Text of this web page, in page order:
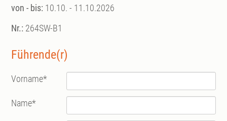
von - bis: 10.10. - 11.10.2026
Nr.: 264SW-B1
Führende(r)
Vorname*
Name*